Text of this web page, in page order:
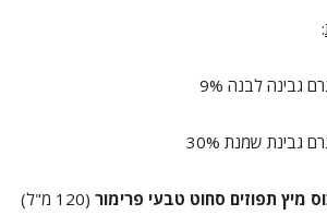
:
מיץ תפוזים סחוט טבעי פרימור (120 מ"ל)